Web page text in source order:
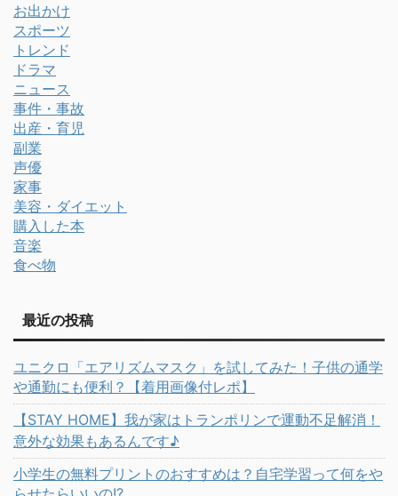
お出かけ
スポーツ
トレンド
ドラマ
ニュース
事件・事故
出産・育児
副業
声優
家事
美容・ダイエット
購入した本
音楽
食べ物
最近の投稿
ユニクロ「エアリズムマスク」を試してみた！子供の通学
や通勤にも便利？【着用画像付レポ】
【STAY HOME】我が家はトランポリンで運動不足解消！
意外な効果もあるんです♪
小学生の無料プリントのおすすめは？自宅学習って何をや